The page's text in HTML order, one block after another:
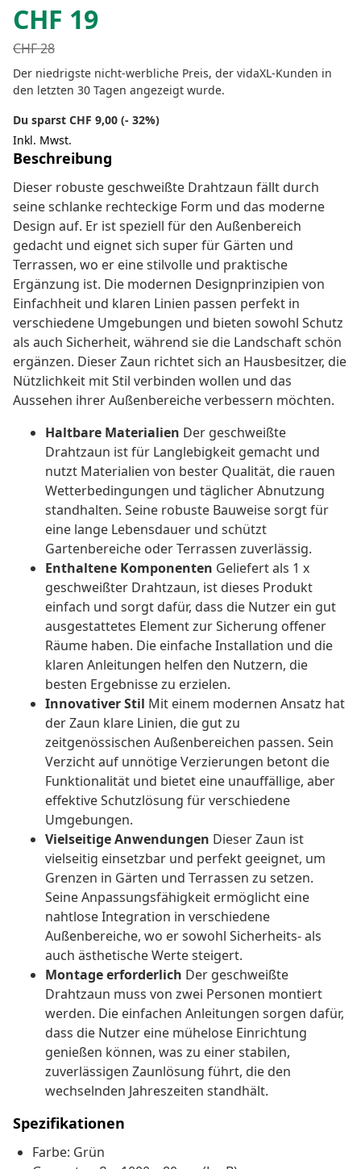
CHF 19
CHF28
Der niedrigste nicht-werbliche Preis, der vidaXL-Kunden in
den letzten 30 Tagen angezeigt wurde.
Du sparst CHF 9,00 (- 32%)
Inkl. Mwst.
Beschreibung
Dieser robuste geschweißte Drahtzaun fällt durch
seine schlanke rechteckige Form und das moderne
Design auf. Er ist speziell für den Außenbereich
gedacht und eignet sich super für Gärten und
Terrassen, wo er eine stilvolle und praktische
Ergänzung ist. Die modernen Designprinzipien von
Einfachheit und klaren Linien passen perfekt in
verschiedene Umgebungen und bieten sowohl Schutz
als auch Sicherheit, während sie die Landschaft schön
ergänzen. Dieser Zaun richtet sich an Hausbesitzer, die
Nützlichkeit mit Stil verbinden wollen und das
Aussehen ihrer Außenbereiche verbessern möchten.
Haltbare Materialien Der geschweißte
Drahtzaun ist für Langlebigkeit gemacht und
nutzt Materialien von bester Qualität, die rauen
Wetterbedingungen und täglicher Abnutzung
standhalten. Seine robuste Bauweise sorgt für
eine lange Lebensdauer und schützt
Gartenbereiche oder Terrassen zuverlässig.
Enthaltene Komponenten Geliefert als 1 x
geschweißter Drahtzaun, ist dieses Produkt
einfach und sorgt dafür, dass die Nutzer ein gut
ausgestattetes Element zur Sicherung offener
Räume haben. Die einfache Installation und die
klaren Anleitungen helfen den Nutzern, die
besten Ergebnisse zu erzielen.
Innovativer Stil Mit einem modernen Ansatz hat
der Zaun klare Linien, die gut zu
zeitgenössischen Außenbereichen passen. Sein
Verzicht auf unnötige Verzierungen betont die
Funktionalität und bietet eine unauffällige, aber
effektive Schutzlösung für verschiedene
Umgebungen.
Vielseitige Anwendungen Dieser Zaun ist
vielseitig einsetzbar und perfekt geeignet, um
Grenzen in Gärten und Terrassen zu setzen.
Seine Anpassungsfähigkeit ermöglicht eine
nahtlose Integration in verschiedene
Außenbereiche, wo er sowohl Sicherheits- als
auch ästhetische Werte steigert.
Montage erforderlich Der geschweißte
Drahtzaun muss von zwei Personen montiert
werden. Die einfachen Anleitungen sorgen dafür,
dass die Nutzer eine mühelose Einrichtung
genießen können, was zu einer stabilen,
zuverlässigen Zaunlösung führt, die den
wechselnden Jahreszeiten standhält.
Spezifikationen
Farbe: Grün